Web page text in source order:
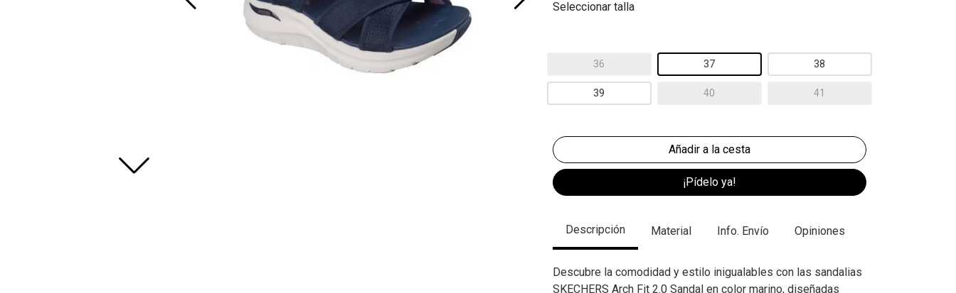
Seleccionar talla
36 37 38
39 40 41
¡Pídelo ya!
Descripción Material Info. Envío Opiniones
Descubre la comodidad y estilo inigualables con las sandalias
SKECHERS Arch Fit 2.0 Sandal en color marino, diseñadas